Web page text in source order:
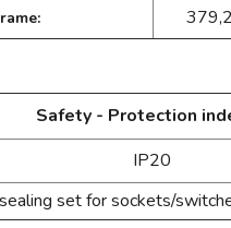
379,2
Safety - Protection
IP20
set for sockets/